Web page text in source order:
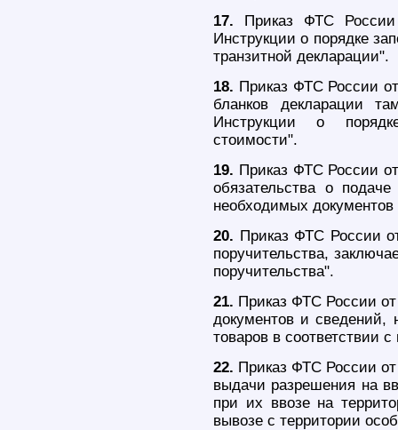
17. Приказ ФТС
Инструкции о порядке
транзитной декларации".
18. Приказ ФТС России
бланков декларации
Инструкции о
стоимости".
19. Приказ ФТС России
обязательства о
необходимых
20. Приказ ФТС России
поручительства,
поручительства".
21. Приказ ФТС России
документов и сведений,
товаров в
22. Приказ ФТС России
выдачи разрешения на
при их ввозе на
вывозе с территории